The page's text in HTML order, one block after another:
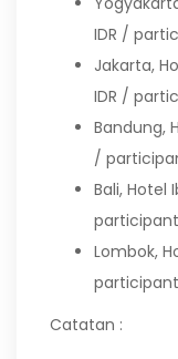
IDR /
Jakarta,
IDR /
Bandung,
/
Bali, Hotel
Lombok,
Catatan :